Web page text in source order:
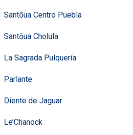
Santōua Centro Puebla
Santōua Cholula
La Sagrada Pulquería
Parlante
Diente de Jaguar
Le’Chanock